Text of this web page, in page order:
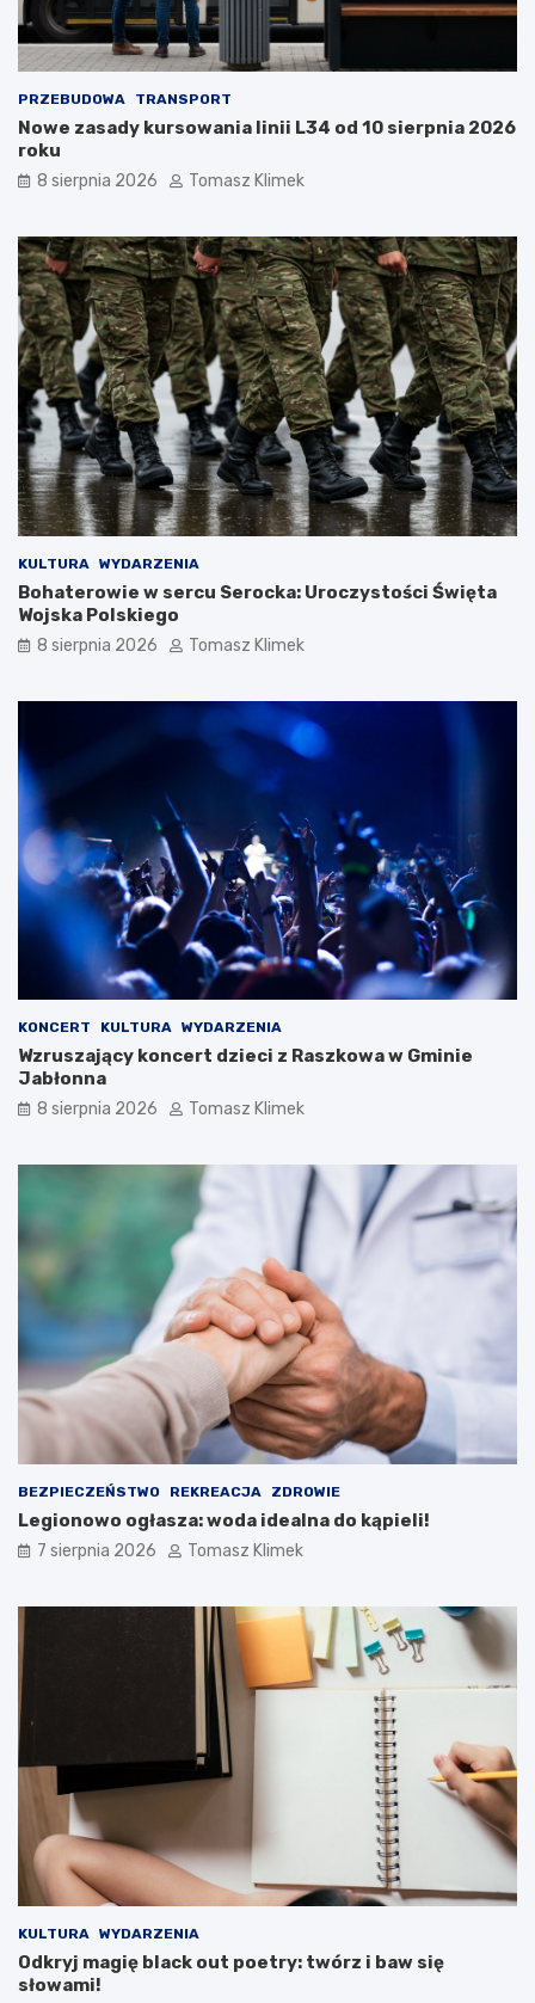
PRZEBUDOWA TRANSPORT
Nowe zasady kursowania linii L34 od 10 sierpnia 2026
roku
8 sierpnia 2026 Tomasz Klimek
KULTURA WYDARZENIA
Bohaterowie w sercu Serocka: Uroczystości Święta
Wojska Polskiego
8 sierpnia 2026 Tomasz Klimek
KONCERT KULTURA WYDARZENIA
Wzruszający koncert dzieci z Raszkowa w Gminie
Jabłonna
8 sierpnia 2026 Tomasz Klimek
BEZPIECZEŃSTWO REKREACJA ZDROWIE
Legionowo ogłasza: woda idealna do kąpieli!
7 sierpnia 2026 Tomasz Klimek
KULTURA WYDARZENIA
Odkryj magię black out poetry: twórz i baw się
słowami!